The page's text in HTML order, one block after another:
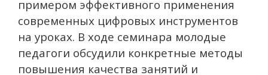
примером эффективного применения
современных цифровых инструментов
на уроках. В ходе семинара молодые
педагоги обсудили конкретные методы
повышения качества занятий и